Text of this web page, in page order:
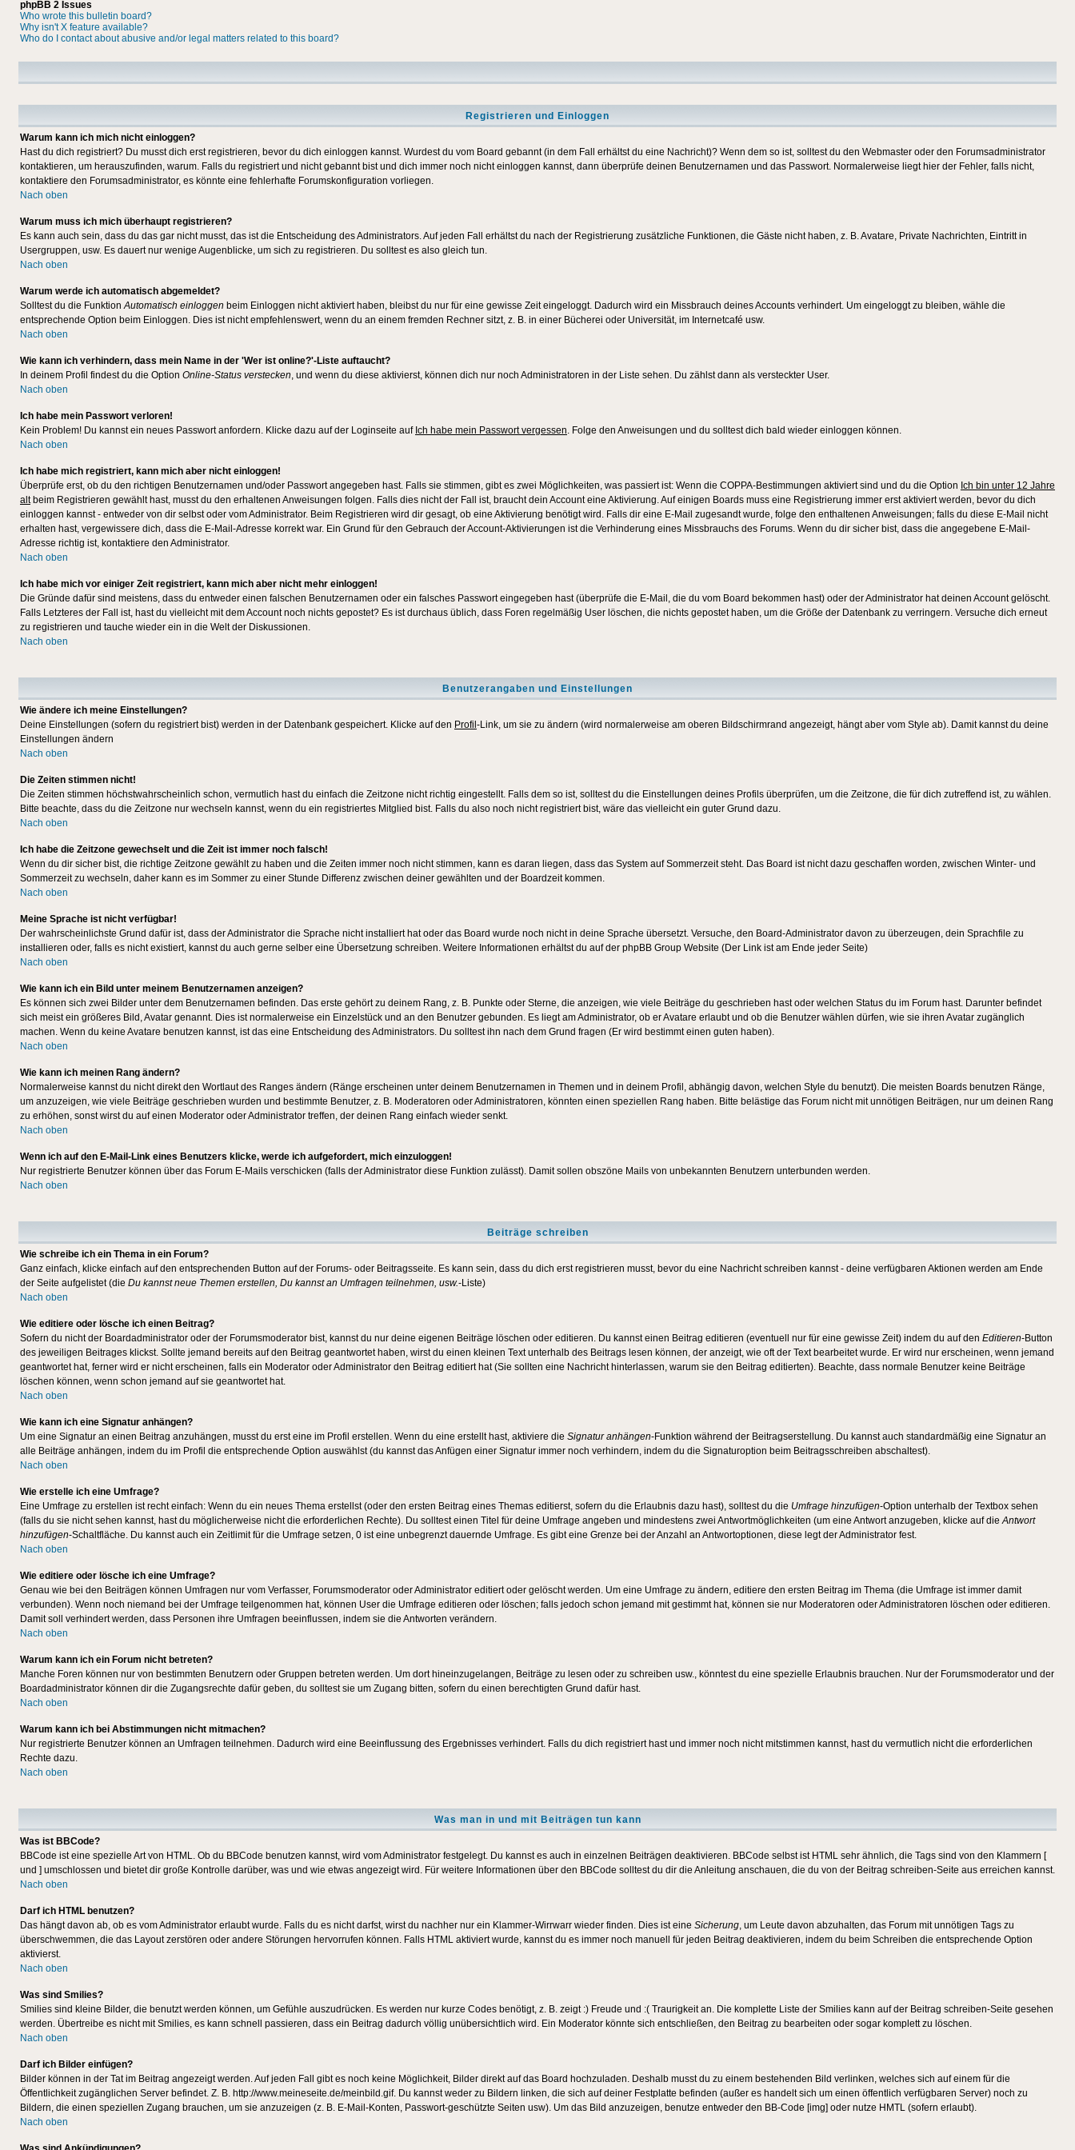
phpBB 2 Issues
Who wrote this bulletin board?
Why isn't X feature available?
Who do I contact about abusive and/or legal matters related to this board?
Registrieren und Einloggen
Warum kann ich mich nicht einloggen?
Hast du dich registriert? Du musst dich erst registrieren, bevor du dich einloggen kannst. Wurdest du vom Board gebannt (in dem Fall erhältst du eine Nachricht)? Wenn dem so ist, solltest du den Webmaster oder den Forumsadministrator
kontaktieren, um herauszufinden, warum. Falls du registriert und nicht gebannt bist und dich immer noch nicht einloggen kannst, dann überprüfe deinen Benutzernamen und das Passwort. Normalerweise liegt hier der Fehler, falls nicht,
kontaktiere den Forumsadministrator, es könnte eine fehlerhafte Forumskonfiguration vorliegen.
Nach oben
Warum muss ich mich überhaupt registrieren?
Es kann auch sein, dass du das gar nicht musst, das ist die Entscheidung des Administrators. Auf jeden Fall erhältst du nach der Registrierung zusätzliche Funktionen, die Gäste nicht haben, z. B. Avatare, Private Nachrichten, Eintritt in
Usergruppen, usw. Es dauert nur wenige Augenblicke, um sich zu registrieren. Du solltest es also gleich tun.
Nach oben
Warum werde ich automatisch abgemeldet?
Solltest du die FunktionAutomatisch einloggen beim Einloggen nicht aktiviert haben, bleibst du nur für eine gewisse Zeit eingeloggt. Dadurch wird ein Missbrauch deines Accounts verhindert. Um eingeloggt zu bleiben, wähle die
entsprechende Option beim Einloggen. Dies ist nicht empfehlenswert, wenn du an einem fremden Rechner sitzt, z. B. in einer Bücherei oder Universität, im Internetcafé usw.
Nach oben
Wie kann ich verhindern, dass mein Name in der 'Wer ist online?'-Liste auftaucht?
In deinem Profil findest du die Option Online-Status verstecken, und wenn du diese aktivierst, können dich nur noch Administratoren in der Liste sehen. Du zählst dann als versteckter User.
Nach oben
Ich habe mein Passwort verloren!
Kein Problem! Du kannst ein neues Passwort anfordern. Klicke dazu auf der Loginseite auf Ich habe mein Passwort vergessen. Folge den Anweisungen und du solltest dich bald wieder einloggen können.
Nach oben
Ich habe mich registriert, kann mich aber nicht einloggen!
Überprüfe erst, ob du den richtigen Benutzernamen und/oder Passwort angegeben hast. Falls sie stimmen, gibt es zwei Möglichkeiten, was passiert ist: Wenn die COPPA-Bestimmungen aktiviert sind und du die Option Ich bin unter 12 Jahre
altbeim Registrieren gewählt hast, musst du den erhaltenen Anweisungen folgen. Falls dies nicht der Fall ist, braucht dein Account eine Aktivierung. Auf einigen Boards muss eine Registrierung immer erst aktiviert werden, bevor du dich
einloggen kannst - entweder von dir selbst oder vom Administrator. Beim Registrieren wird dir gesagt, ob eine Aktivierung benötigt wird. Falls dir eine E-Mail zugesandt wurde, folge den enthaltenen Anweisungen; falls du diese E-Mail nicht
erhalten hast, vergewissere dich, dass die E-Mail-Adresse korrekt war. Ein Grund für den Gebrauch der Account-Aktivierungen ist die Verhinderung eines Missbrauchs des Forums. Wenn du dir sicher bist, dass die angegebene E-Mail-
Adresse richtig ist, kontaktiere den Administrator.
Nach oben
Ich habe mich vor einiger Zeit registriert, kann mich aber nicht mehr einloggen!
Die Gründe dafür sind meistens, dass du entweder einen falschen Benutzernamen oder ein falsches Passwort eingegeben hast (überprüfe die E-Mail, die du vom Board bekommen hast) oder der Administrator hat deinen Account gelöscht.
Falls Letzteres der Fall ist, hast du vielleicht mit dem Account noch nichts gepostet? Es ist durchaus üblich, dass Foren regelmäßig User löschen, die nichts gepostet haben, um die Größe der Datenbank zu verringern. Versuche dich erneut
zu registrieren und tauche wieder ein in die Welt der Diskussionen.
Nach oben
Benutzerangaben und Einstellungen
Wie ändere ich meine Einstellungen?
Deine Einstellungen (sofern du registriert bist) werden in der Datenbank gespeichert. Klicke auf den Profil -Link, um sie zu ändern (wird normalerweise am oberen Bildschirmrand angezeigt, hängt aber vom Style ab). Damit kannst du deine
Einstellungen ändern
Nach oben
Die Zeiten stimmen nicht!
Die Zeiten stimmen höchstwahrscheinlich schon, vermutlich hast du einfach die Zeitzone nicht richtig eingestellt. Falls dem so ist, solltest du die Einstellungen deines Profils überprüfen, um die Zeitzone, die für dich zutreffend ist, zu wählen.
Bitte beachte, dass du die Zeitzone nur wechseln kannst, wenn du ein registriertes Mitglied bist. Falls du also noch nicht registriert bist, wäre das vielleicht ein guter Grund dazu.
Nach oben
Ich habe die Zeitzone gewechselt und die Zeit ist immer noch falsch!
Wenn du dir sicher bist, die richtige Zeitzone gewählt zu haben und die Zeiten immer noch nicht stimmen, kann es daran liegen, dass das System auf Sommerzeit steht. Das Board ist nicht dazu geschaffen worden, zwischen Winter- und
Sommerzeit zu wechseln, daher kann es im Sommer zu einer Stunde Differenz zwischen deiner gewählten und der Boardzeit kommen.
Nach oben
Meine Sprache ist nicht verfügbar!
Der wahrscheinlichste Grund dafür ist, dass der Administrator die Sprache nicht installiert hat oder das Board wurde noch nicht in deine Sprache übersetzt. Versuche, den Board-Administrator davon zu überzeugen, dein Sprachfile zu
installieren oder, falls es nicht existiert, kannst du auch gerne selber eine Übersetzung schreiben. Weitere Informationen erhältst du auf der phpBB Group Website (Der Link ist am Ende jeder Seite)
Nach oben
Wie kann ich ein Bild unter meinem Benutzernamen anzeigen?
Es können sich zwei Bilder unter dem Benutzernamen befinden. Das erste gehört zu deinem Rang, z. B. Punkte oder Sterne, die anzeigen, wie viele Beiträge du geschrieben hast oder welchen Status du im Forum hast. Darunter befindet
sich meist ein größeres Bild, Avatar genannt. Dies ist normalerweise ein Einzelstück und an den Benutzer gebunden. Es liegt am Administrator, ob er Avatare erlaubt und ob die Benutzer wählen dürfen, wie sie ihren Avatar zugänglich
machen. Wenn du keine Avatare benutzen kannst, ist das eine Entscheidung des Administrators. Du solltest ihn nach dem Grund fragen (Er wird bestimmt einen guten haben).
Nach oben
Wie kann ich meinen Rang ändern?
Normalerweise kannst du nicht direkt den Wortlaut des Ranges ändern (Ränge erscheinen unter deinem Benutzernamen in Themen und in deinem Profil, abhängig davon, welchen Style du benutzt). Die meisten Boards benutzen Ränge,
um anzuzeigen, wie viele Beiträge geschrieben wurden und bestimmte Benutzer, z. B. Moderatoren oder Administratoren, könnten einen speziellen Rang haben. Bitte belästige das Forum nicht mit unnötigen Beiträgen, nur um deinen Rang
zu erhöhen, sonst wirst du auf einen Moderator oder Administrator treffen, der deinen Rang einfach wieder senkt.
Nach oben
Wenn ich auf den E-Mail-Link eines Benutzers klicke, werde ich aufgefordert, mich einzuloggen!
Nur registrierte Benutzer können über das Forum E-Mails verschicken (falls der Administrator diese Funktion zulässt). Damit sollen obszöne Mails von unbekannten Benutzern unterbunden werden.
Nach oben
Beiträge schreiben
Wie schreibe ich ein Thema in ein Forum?
Ganz einfach, klicke einfach auf den entsprechenden Button auf der Forums- oder Beitragsseite. Es kann sein, dass du dich erst registrieren musst, bevor du eine Nachricht schreiben kannst - deine verfügbaren Aktionen werden am Ende
der Seite aufgelistet (die Du kannst neue Themen erstellen, Du kannst an Umfragen teilnehmen, usw.-Liste)
Nach oben
Wie editiere oder lösche ich einen Beitrag?
Sofern du nicht der Boardadministrator oder der Forumsmoderator bist, kannst du nur deine eigenen Beiträge löschen oder editieren. Du kannst einen Beitrag editieren (eventuell nur für eine gewisse Zeit) indem du auf den Editieren-Button
des jeweiligen Beitrages klickst. Sollte jemand bereits auf den Beitrag geantwortet haben, wirst du einen kleinen Text unterhalb des Beitrags lesen können, der anzeigt, wie oft der Text bearbeitet wurde. Er wird nur erscheinen, wenn jemand
geantwortet hat, ferner wird er nicht erscheinen, falls ein Moderator oder Administrator den Beitrag editiert hat (Sie sollten eine Nachricht hinterlassen, warum sie den Beitrag editierten). Beachte, dass normale Benutzer keine Beiträge
löschen können, wenn schon jemand auf sie geantwortet hat.
Nach oben
Wie kann ich eine Signatur anhängen?
Um eine Signatur an einen Beitrag anzuhängen, musst du erst eine im Profil erstellen. Wenn du eine erstellt hast, aktiviere die Signatur anhängen-Funktion während der Beitragserstellung. Du kannst auch standardmäßig eine Signatur an
alle Beiträge anhängen, indem du im Profil die entsprechende Option auswählst (du kannst das Anfügen einer Signatur immer noch verhindern, indem du die Signaturoption beim Beitragsschreiben abschaltest).
Nach oben
Wie erstelle ich eine Umfrage?
Eine Umfrage zu erstellen ist recht einfach: Wenn du ein neues Thema erstellst (oder den ersten Beitrag eines Themas editierst, sofern du die Erlaubnis dazu hast), solltest du die Umfrage hinzufügen-Option unterhalb der Textbox sehen
(falls du sie nicht sehen kannst, hast du möglicherweise nicht die erforderlichen Rechte). Du solltest einen Titel für deine Umfrage angeben und mindestens zwei Antwortmöglichkeiten (um eine Antwort anzugeben, klicke auf dieAntwort
hinzufügen-Schaltfläche. Du kannst auch ein Zeitlimit für die Umfrage setzen, 0 ist eine unbegrenzt dauernde Umfrage. Es gibt eine Grenze bei der Anzahl an Antwortoptionen, diese legt der Administrator fest.
Nach oben
Wie editiere oder lösche ich eine Umfrage?
Genau wie bei den Beiträgen können Umfragen nur vom Verfasser, Forumsmoderator oder Administrator editiert oder gelöscht werden. Um eine Umfrage zu ändern, editiere den ersten Beitrag im Thema (die Umfrage ist immer damit
verbunden). Wenn noch niemand bei der Umfrage teilgenommen hat, können User die Umfrage editieren oder löschen; falls jedoch schon jemand mit gestimmt hat, können sie nur Moderatoren oder Administratoren löschen oder editieren.
Damit soll verhindert werden, dass Personen ihre Umfragen beeinflussen, indem sie die Antworten verändern.
Nach oben
Warum kann ich ein Forum nicht betreten?
Manche Foren können nur von bestimmten Benutzern oder Gruppen betreten werden. Um dort hineinzugelangen, Beiträge zu lesen oder zu schreiben usw., könntest du eine spezielle Erlaubnis brauchen. Nur der Forumsmoderator und der
Boardadministrator können dir die Zugangsrechte dafür geben, du solltest sie um Zugang bitten, sofern du einen berechtigten Grund dafür hast.
Nach oben
Warum kann ich bei Abstimmungen nicht mitmachen?
Nur registrierte Benutzer können an Umfragen teilnehmen. Dadurch wird eine Beeinflussung des Ergebnisses verhindert. Falls du dich registriert hast und immer noch nicht mitstimmen kannst, hast du vermutlich nicht die erforderlichen
Rechte dazu.
Nach oben
Was man in und mit Beiträgen tun kann
Was ist BBCode?
BBCode ist eine spezielle Art von HTML. Ob du BBCode benutzen kannst, wird vom Administrator festgelegt. Du kannst es auch in einzelnen Beiträgen deaktivieren. BBCode selbst ist HTML sehr ähnlich, die Tags sind von den Klammern [
und ] umschlossen und bietet dir große Kontrolle darüber, was und wie etwas angezeigt wird. Für weitere Informationen über den BBCode solltest du dir die Anleitung anschauen, die du von der Beitrag schreiben-Seite aus erreichen kannst.
Nach oben
Darf ich HTML benutzen?
Das hängt davon ab, ob es vom Administrator erlaubt wurde. Falls du es nicht darfst, wirst du nachher nur ein Klammer-Wirrwarr wieder finden. Dies ist eine Sicherung, um Leute davon abzuhalten, das Forum mit unnötigen Tags zu
überschwemmen, die das Layout zerstören oder andere Störungen hervorrufen können. Falls HTML aktiviert wurde, kannst du es immer noch manuell für jeden Beitrag deaktivieren, indem du beim Schreiben die entsprechende Option
aktivierst.
Nach oben
Was sind Smilies?
Smilies sind kleine Bilder, die benutzt werden können, um Gefühle auszudrücken. Es werden nur kurze Codes benötigt, z. B. zeigt :) Freude und :( Traurigkeit an. Die komplette Liste der Smilies kann auf der Beitrag schreiben-Seite gesehen
werden. Übertreibe es nicht mit Smilies, es kann schnell passieren, dass ein Beitrag dadurch völlig unübersichtlich wird. Ein Moderator könnte sich entschließen, den Beitrag zu bearbeiten oder sogar komplett zu löschen.
Nach oben
Darf ich Bilder einfügen?
Bilder können in der Tat im Beitrag angezeigt werden. Auf jeden Fall gibt es noch keine Möglichkeit, Bilder direkt auf das Board hochzuladen. Deshalb musst du zu einem bestehenden Bild verlinken, welches sich auf einem für die
Öffentlichkeit zugänglichen Server befindet. Z. B. http://www.meineseite.de/meinbild.gif. Du kannst weder zu Bildern linken, die sich auf deiner Festplatte befinden (außer es handelt sich um einen öffentlich verfügbaren Server) noch zu
Bildern, die einen speziellen Zugang brauchen, um sie anzuzeigen (z. B. E-Mail-Konten, Passwort-geschützte Seiten usw). Um das Bild anzuzeigen, benutze entweder den BB-Code [img] oder nutze HMTL (sofern erlaubt).
Nach oben